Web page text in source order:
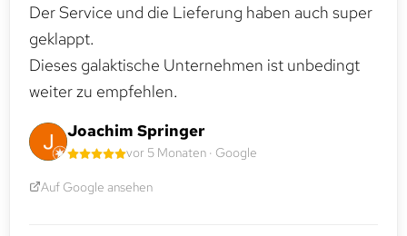
Der Service und die Lieferung haben auch super
geklappt.
Dieses galaktische Unternehmen ist unbedingt
weiter zu empfehlen.
Joachim Springer
vor 5 Monaten · Google
Auf Google ansehen